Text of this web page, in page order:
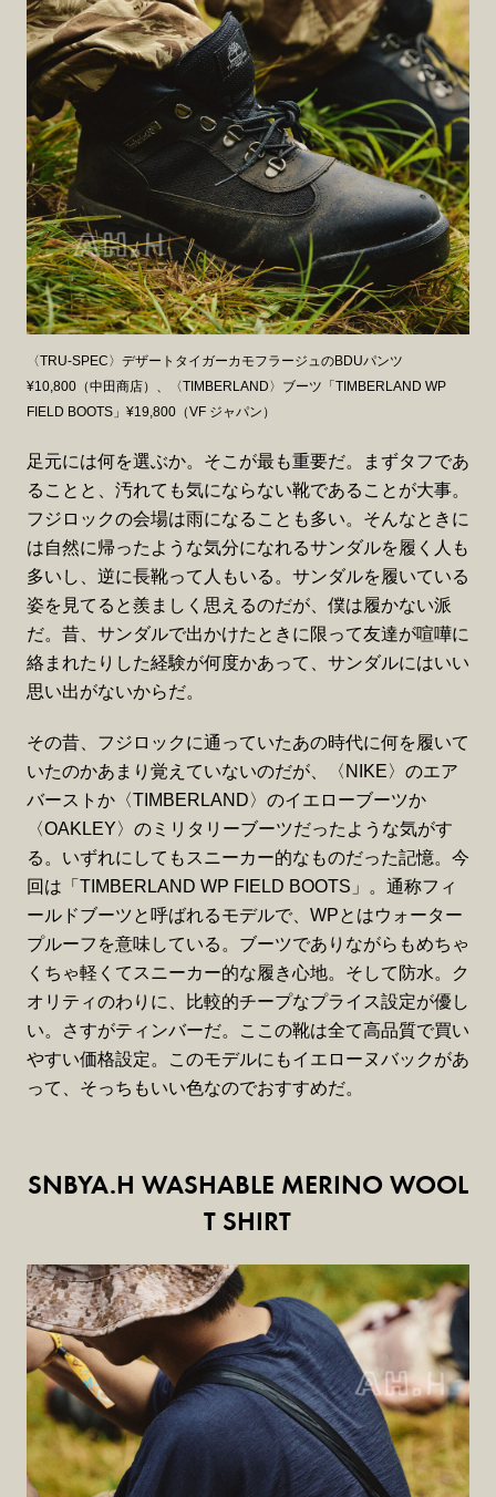
〈TRU-SPEC〉デザートタイガーカモフラージュのBDUパンツ
¥10,800（中田商店）、〈TIMBERLAND〉ブーツ「TIMBERLAND WP
FIELD BOOTS」¥19,800（VF ジャパン）
足元には何を選ぶか。そこが最も重要だ。まずタフであ
ることと、汚れても気にならない靴であることが大事。
フジロックの会場は雨になることも多い。そんなときに
は自然に帰ったような気分になれるサンダルを履く人も
多いし、逆に長靴って人もいる。サンダルを履いている
姿を見てると羨ましく思えるのだが、僕は履かない派
だ。昔、サンダルで出かけたときに限って友達が喧嘩に
絡まれたりした経験が何度かあって、サンダルにはいい
思い出がないからだ。
その昔、フジロックに通っていたあの時代に何を履いて
いたのかあまり覚えていないのだが、〈NIKE〉のエア
バーストか〈TIMBERLAND〉のイエローブーツか
〈OAKLEY〉のミリタリーブーツだったような気がす
る。いずれにしてもスニーカー的なものだった記憶。今
回は「TIMBERLAND WP FIELD BOOTS」。通称フィ
ールドブーツと呼ばれるモデルで、WPとはウォーター
プルーフを意味している。ブーツでありながらもめちゃ
くちゃ軽くてスニーカー的な履き心地。そして防水。ク
オリティのわりに、比較的チープなプライス設定が優し
い。さすがティンバーだ。ここの靴は全て高品質で買い
やすい価格設定。このモデルにもイエローヌバックがあ
って、そっちもいい色なのでおすすめだ。
SNBYA.H WASHABLE MERINO WOOL
T SHIRT